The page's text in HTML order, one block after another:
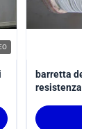
barretta del
resistenza